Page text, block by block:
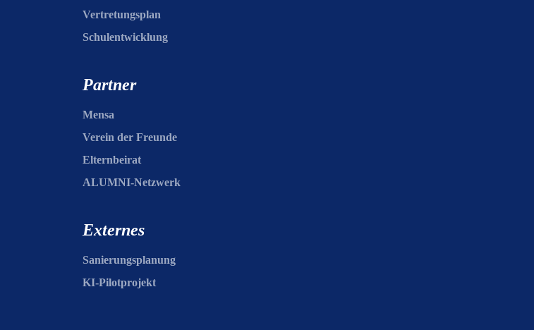
Vertretungsplan
Schulentwicklung
Partner
Mensa
Verein der Freunde
Elternbeirat
ALUMNI-Netzwerk
Externes
Sanierungsplanung
KI-Pilotprojekt